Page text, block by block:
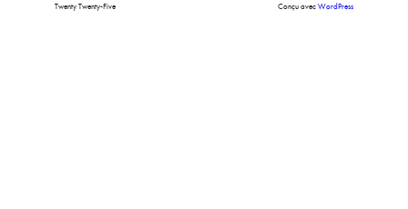
Twenty Twenty-Five Conçu avecWordPress